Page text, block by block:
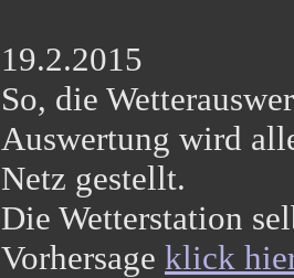
19.2.2015
So, die
Auswertung wird
Netz gestellt.
Die Wetterstation
Vorhersage klick